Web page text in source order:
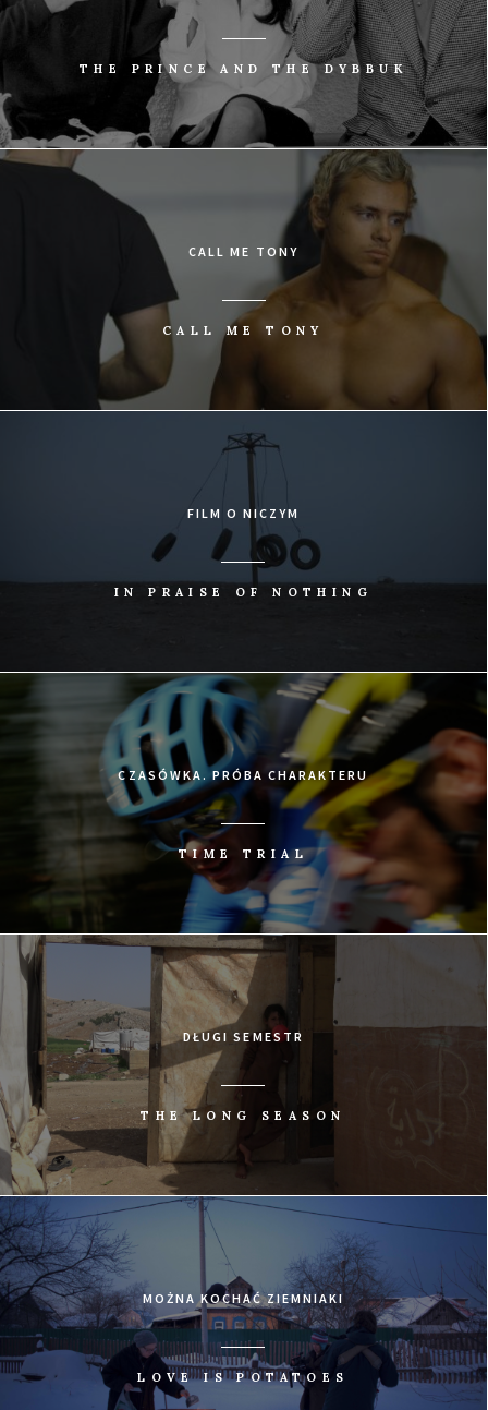
THE PRINCE AND THE DYBBUK
CALL ME TONY
CALL ME TONY
FILM O NICZYM
IN PRAISE OF NOTHING
CZASÓWKA. PRÓBA CHARAKTERU
TIME TRIAL
DŁUGI SEMESTR
THE LONG SEASON
MOŻNA KOCHAĆ ZIEMNIAKI
LOVE IS POTATOES